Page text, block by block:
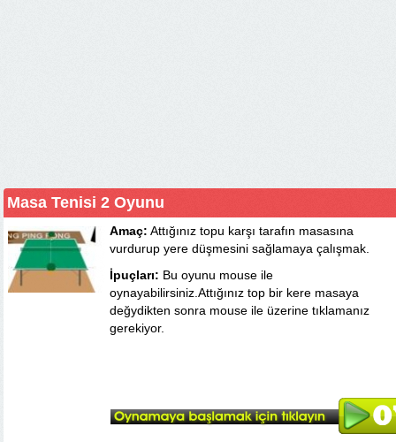
Masa Tenisi 2 Oyunu
Amaç: Attığınız topu karşı tarafın masasına
vurdurup yere düşmesini sağlamaya çalışmak.
İpuçları: Bu oyunu mouse ile
oynayabilirsiniz.Attığınız top bir kere masaya
değydikten sonra mouse ile üzerine tıklamanız
gerekiyor.